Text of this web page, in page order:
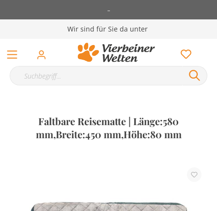
-
Wir sind für Sie da unter
Faltbare Reisematte | Länge:580
mm,Breite:450 mm,Höhe:80 mm